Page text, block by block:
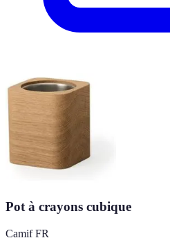
Pot à crayons cubique
Camif FR